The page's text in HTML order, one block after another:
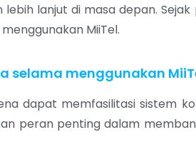
lanjut di masa depan.
MiiTel.
selama menggunakan
dapat memfasilitasi sistem
peran penting dalam